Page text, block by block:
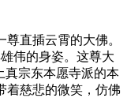
直插云霄的大佛。
伟的身姿。这尊大
真宗东本愿寺派的本
慈悲的微笑，仿佛